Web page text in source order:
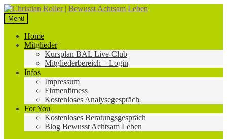
Zur
Navigation
springen
Zum
Inhalt
springen
Menü
Home
Mitglieder
Kursplan BAL Live-Club
Mitgliederbereich – Login
Infos
Impressum
Firmenfitness
Kostenloses Analysegespräch
For You
Kostenloses Beratungsgespräch
Blog Bewusst Achtsam Leben